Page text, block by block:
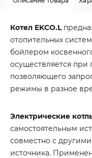
Котел EKCO.L
отопительных
бойлером
осуществляется при
позволяющего
режимы в разное
Электрические
самостоятельным
совместно с
источника.